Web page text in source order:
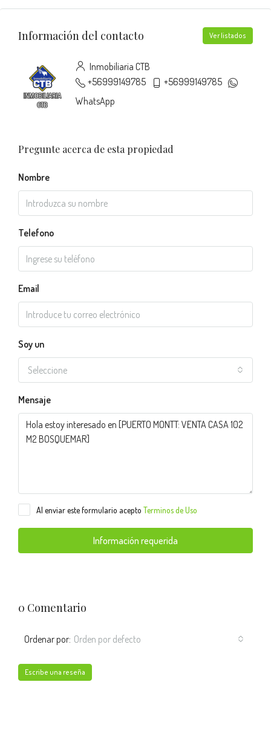
Información del contacto Ver listados
Inmobiliaria CTB
+56999149785
+56999149785
WhatsApp
Pregunte acerca de esta propiedad
Nombre
Telefono
Email
Soy un
Seleccione
Mensaje
Al enviar este formulario acepto Terminos de Uso
Información requerida
0 Comentario
Ordenar por: Orden por defecto
Escribe una reseña